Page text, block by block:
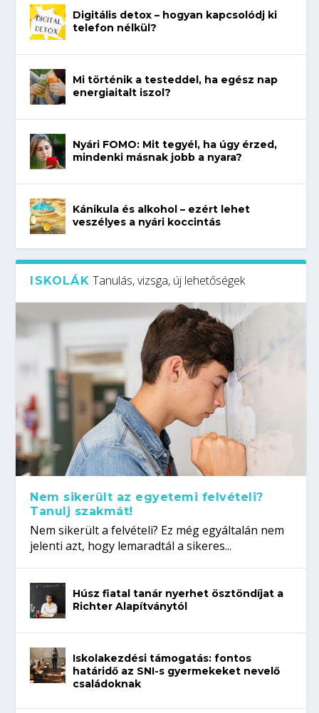
Digitális detox – hogyan kapcsolódj ki
telefon nélkül?
Mi történik a testeddel, ha egész nap
energiaitalt iszol?
Nyári FOMO: Mit tegyél, ha úgy érzed,
mindenki másnak jobb a nyara?
Kánikula és alkohol – ezért lehet
veszélyes a nyári koccintás
ISKOLÁK Tanulás, vizsga, új lehetőségek
Nem sikerült az egyetemi felvételi?
Tanulj szakmát!
Nem sikerült a felvételi? Ez még egyáltalán nem
jelenti azt, hogy lemaradtál a sikeres...
Húsz fiatal tanár nyerhet ösztöndíjat a
Richter Alapítványtól
Iskolakezdési támogatás: fontos
határidő az SNI-s gyermekeket nevelő
családoknak